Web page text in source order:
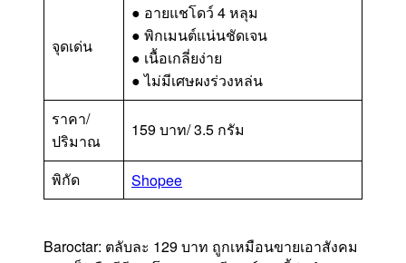
จุดเด่น
● อายแชโดว์ 4 หลุม
● พิกเมนต์แน่นชัดเจน
● เนื้อเกลี่ยง่าย
● ไม่มีเศษผงร่วงหล่น
ราคา/
ปริมาณ
159 บาท/ 3.5 กรัม
พิกัด Shopee
Baroctar: ตลับละ 129 บาท ถูกเหมือนขายเอาสังคม